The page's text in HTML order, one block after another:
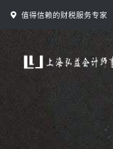
值得信赖的财税服务专家